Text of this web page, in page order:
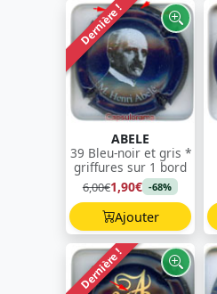
Dernière !
ABELE
39 Bleu-noir et gris *
griffures sur 1 bord
6,00€1,90€ -68%
Ajouter
Dernière !